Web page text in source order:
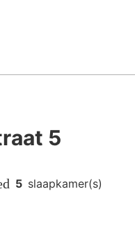
5
5 slaapkamer(s)